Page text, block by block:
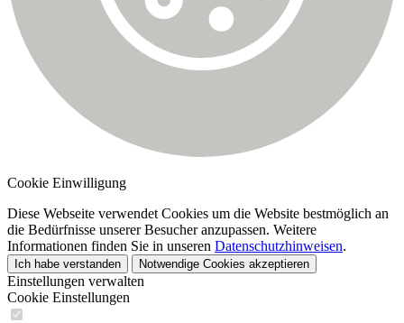
Cookie Einwilligung
Diese Webseite verwendet Cookies um die Website bestmöglich an
die Bedürfnisse unserer Besucher anzupassen. Weitere
Informationen finden Sie in unseren Datenschutzhinweisen.
Ich habe verstanden Notwendige Cookies akzeptieren
Einstellungen verwalten
Cookie Einstellungen